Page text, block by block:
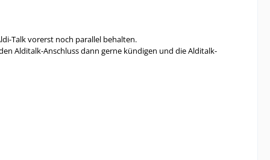
Talk vorerst noch parallel behalten.
Alditalk-Anschluss dann gerne kündigen und die Alditalk-